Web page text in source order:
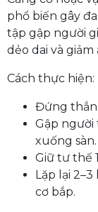
phổ biến gây
tập gập người
dẻo dai và
Cách thực hiện:
Đứng
Gập người
xuống sàn.
Giữ tư thế
Lặp lại
cơ bắp.